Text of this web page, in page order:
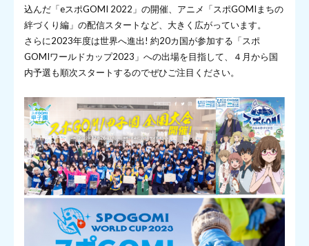
込んだ「eスポGOMI 2022」の開催、アニメ「スポGOMIまちの
絆づくり編」の配信スタートなど、大きく広がっています。
さらに2023年度は世界へ進出! 約20カ国が参加する「スポ
GOMIワールドカップ2023」への出場を目指して、４月から国
内予選も順次スタートするのでぜひご注目ください。